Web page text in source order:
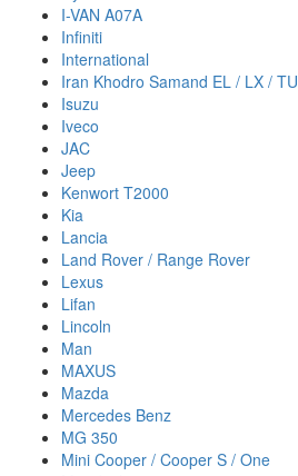
I-VAN A07A
Infiniti
International
Iran Khodro Samand EL / LX / TU
Isuzu
Iveco
JAC
Jeep
Kenwort T2000
Kia
Lancia
Land Rover / Range Rover
Lexus
Lifan
Lincoln
Man
MAXUS
Mazda
Mercedes Benz
MG 350
Mini Cooper / Cooper S / One